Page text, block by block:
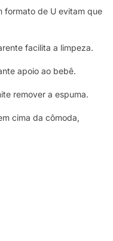
formato de U evitam que
facilita a limpeza.
apoio ao bebê.
remover a espuma.
cima da cômoda,